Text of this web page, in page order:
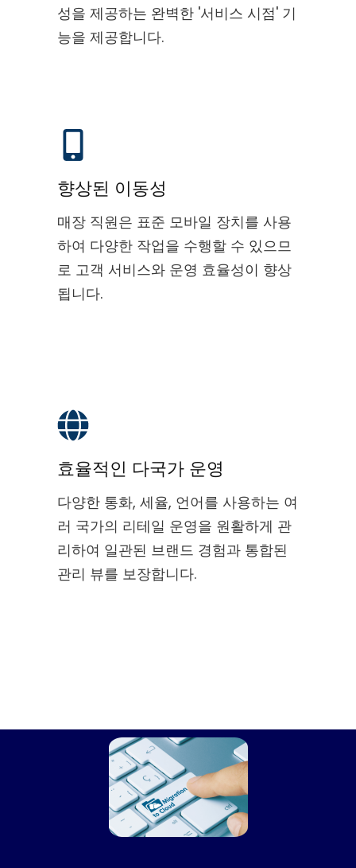
성을 제공하는 완벽한 '서비스 시점' 기
능을 제공합니다.
향상된 이동성
매장 직원은 표준 모바일 장치를 사용
하여 다양한 작업을 수행할 수 있으므
로 고객 서비스와 운영 효율성이 향상
됩니다.
효율적인 다국가 운영
다양한 통화, 세율, 언어를 사용하는 여
러 국가의 리테일 운영을 원활하게 관
리하여 일관된 브랜드 경험과 통합된
관리 뷰를 보장합니다.